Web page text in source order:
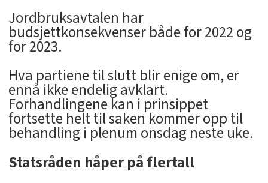
Jordbruksavtalen har
budsjettkonsekvenser både for 2022 og
for 2023.
Hva partiene til slutt blir enige om, er
ennå ikke endelig avklart.
Forhandlingene kan i prinsippet
fortsette helt til saken kommer opp til
behandling i plenum onsdag neste uke.
Statsråden håper på flertall